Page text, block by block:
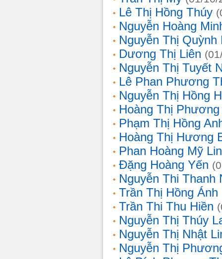
Lê Thị Hồng Thúy
Nguyễn Hoàng
Nguyễn Thị Quỳnh
Dương Thị Liên
Nguyễn Thị Tuyết
Lê Phan Phương
Nguyễn Thị Hồng
Hoàng Thị Phương
Phạm Thị Hồng
Hoàng Thị Hương
Phan Hoàng Mỹ
Đặng Hoàng Yến
Nguyễn Thi Thanh
Trần Thị Hồng Ánh
Trần Thi Thu Hiền
Nguyễn Thị Thúy
Nguyễn Thị Nhật
Nguyễn Thị